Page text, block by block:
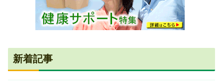
新着記事